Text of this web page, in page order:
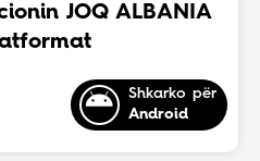
JOQ ALBANIA
Shkarko për
Android